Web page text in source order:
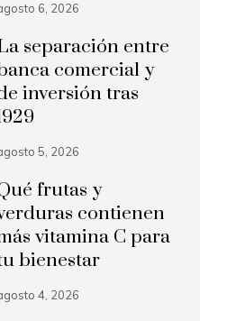
6, 2026
separación entre
comercial y
inversión tras
5, 2026
frutas y
contienen
vitamina C para
bienestar
4, 2026